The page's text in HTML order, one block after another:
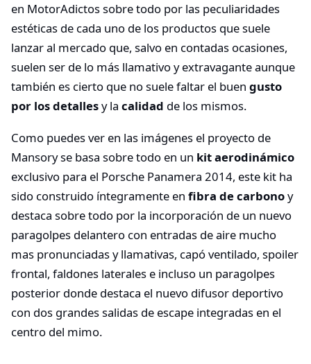
en MotorAdictos sobre todo por las peculiaridades
estéticas de cada uno de los productos que suele
lanzar al mercado que, salvo en contadas ocasiones,
suelen ser de lo más llamativo y extravagante aunque
también es cierto que no suele faltar el buen gusto
por los detallesy la calidad de los mismos.
Como puedes ver en las imágenes el proyecto de
Mansory se basa sobre todo en un kit aerodinámico
exclusivo para el Porsche Panamera 2014, este kit ha
sido construido íntegramente en fibra de carbonoy
destaca sobre todo por la incorporación de un nuevo
paragolpes delantero con entradas de aire mucho
mas pronunciadas y llamativas, capó ventilado, spoiler
frontal, faldones laterales e incluso un paragolpes
posterior donde destaca el nuevo difusor deportivo
con dos grandes salidas de escape integradas en el
centro del mimo.